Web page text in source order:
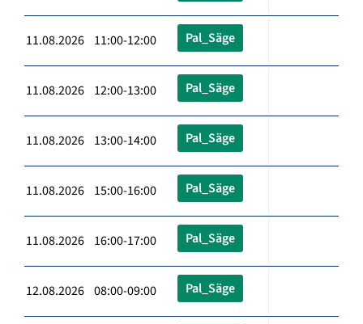
11.08.2026 11:00-12:00 Pal_Säge
11.08.2026 12:00-13:00 Pal_Säge
11.08.2026 13:00-14:00 Pal_Säge
11.08.2026 15:00-16:00 Pal_Säge
11.08.2026 16:00-17:00 Pal_Säge
12.08.2026 08:00-09:00 Pal_Säge